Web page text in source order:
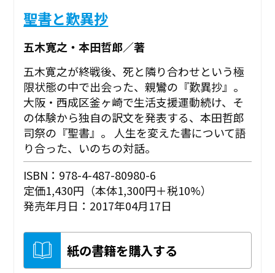
聖書と歎異抄
五木寛之・本田哲郎／著
五木寛之が終戦後、死と隣り合わせという極
限状態の中で出会った、親鸞の『歎異抄』。
大阪・西成区釜ヶ崎で生活支援運動続け、そ
の体験から独自の訳文を発表する、本田哲郎
司祭の『聖書』。 人生を変えた書について語
り合った、いのちの対話。
ISBN：978-4-487-80980-6
定価1,430円（本体1,300円＋税10%）
発売年月日：2017年04月17日
紙の書籍を購入する